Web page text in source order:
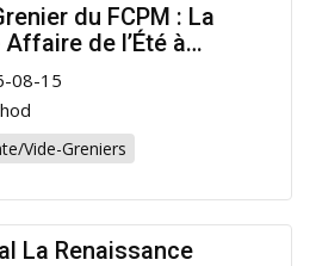
du FCPM : La
Affaire de l’Été à
!
08-15
Vide-Greniers
La Renaissance